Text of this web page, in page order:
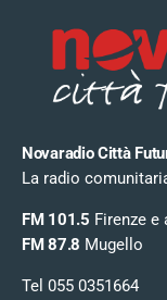
Novaradio Città
La radio
FM 101.5 Firenze
FM 87.8 Mugello
Tel 055 0351664